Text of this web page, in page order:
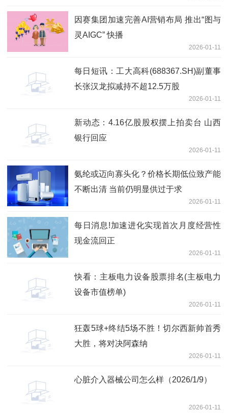
因赛集团加速完善AI营销布局 推出“图与
灵AIGC” 快播
2026-01-11
每日短讯：工大高科(688367.SH)副董事
长张汉龙拟减持不超12.5万股
2026-01-11
新动态：4.16亿股股权摆上拍卖台 山西
银行回应
2026-01-11
氨纶或迈向寡头化？价格长期低位致产能
不断出清 当前仍明显供过于求
2026-01-11
每日消息!加速进化实现首次月度经营性
现金流回正
2026-01-11
快看：主板电力设备股票排名(主板电力
设备市值榜单)
2026-01-11
狂轰5球+终结5场不胜！切尔西新帅首秀
大胜，将对决阿森纳
2026-01-11
心脏介入器械公司怎么样（2026/1/9）
2026-01-11